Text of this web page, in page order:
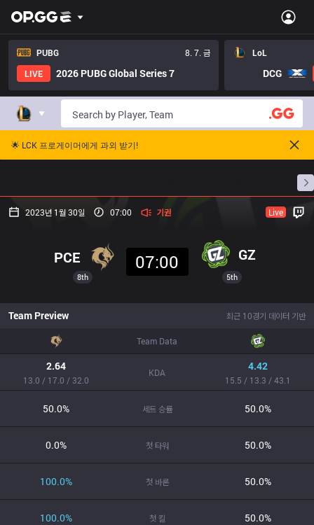
PUBG
8. 7. 금
LIVE
2026 PUBG Global Series 7
LoL
DCG
🌟 LCK 프로게이머에게 과외 받기!
프로빌
2023년 1월 30일 07:00 기권 Live
8th
PCE 07:00 GZ
5th
Team Preview 최근 10경기 데이터 기반
Team Data
2.64
13.0 / 17.0 / 32.0
KDA 4.42
15.5 / 13.3 / 43.1
50.0% 세트 승률 50.0%
0.0% 첫 타워 50.0%
100.0% 첫 바론 50.0%
100.0% 첫 킬 50.0%